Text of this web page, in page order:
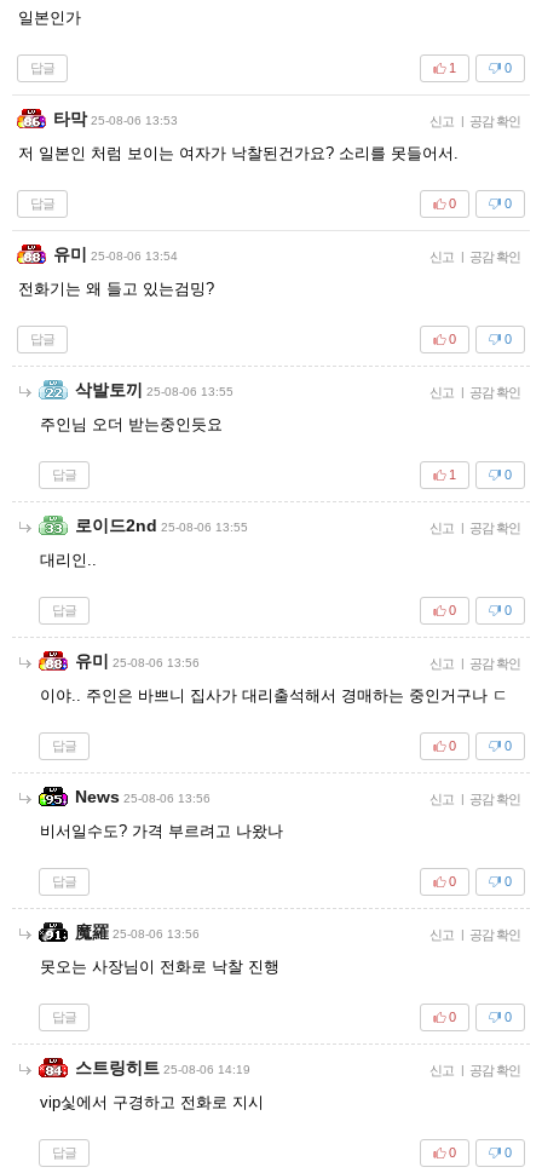
일본인가
답글 0
1
타막 25-08-06 13:53 신고 | 공감 확인
저 일본인 처럼 보이는 여자가 낙찰된건가요? 소리를 못들어서.
답글 0
0
유미 25-08-06 13:54 신고 | 공감 확인
전화기는 왜 들고 있는검밍?
답글 0
0
삭발토끼 25-08-06 13:55 신고 | 공감 확인
주인님 오더 받는중인듯요
답글 0
1
로이드2nd 25-08-06 13:55 신고 | 공감 확인
대리인..
답글 0
0
유미 25-08-06 13:56 신고 | 공감 확인
이야.. 주인은 바쁘니 집사가 대리출석해서 경매하는 중인거구나 ㄷ
답글 0
0
News 25-08-06 13:56 신고 | 공감 확인
비서일수도? 가격 부르려고 나왔나
답글 0
0
魔羅 25-08-06 13:56 신고 | 공감 확인
못오는 사장님이 전화로 낙찰 진행
답글 0
0
스트링히트 25-08-06 14:19 신고 | 공감 확인
vip싳에서 구경하고 전화로 지시
답글 0
0